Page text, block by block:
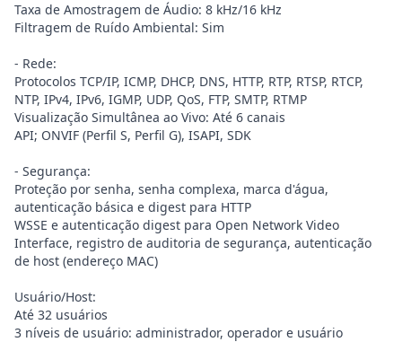
Taxa de Amostragem de Áudio: 8 kHz/16 kHz
Filtragem de Ruído Ambiental: Sim
- Rede:
Protocolos TCP/IP, ICMP, DHCP, DNS, HTTP, RTP, RTSP, RTCP,
NTP, IPv4, IPv6, IGMP, UDP, QoS, FTP, SMTP, RTMP
Visualização Simultânea ao Vivo: Até 6 canais
API; ONVIF (Perfil S, Perfil G), ISAPI, SDK
- Segurança:
Proteção por senha, senha complexa, marca d'água,
autenticação básica e digest para HTTP
WSSE e autenticação digest para Open Network Video
Interface, registro de auditoria de segurança, autenticação
de host (endereço MAC)
Usuário/Host:
Até 32 usuários
3 níveis de usuário: administrador, operador e usuário